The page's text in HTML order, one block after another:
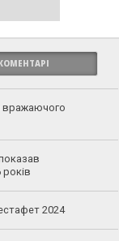
КОМЕНТАРІ
вражаючого
2024